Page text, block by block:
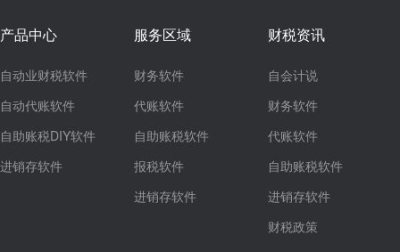
产品中心
自动业财税软件
自动代账软件
自助账税DIY软件
进销存软件
服务区域
财务软件
代账软件
自助账税软件
报税软件
进销存软件
财税资讯
自会计说
财务软件
代账软件
自助账税软件
进销存软件
财税政策